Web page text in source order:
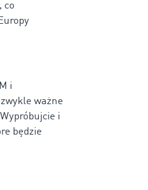
co
i
ważne
i
będzie